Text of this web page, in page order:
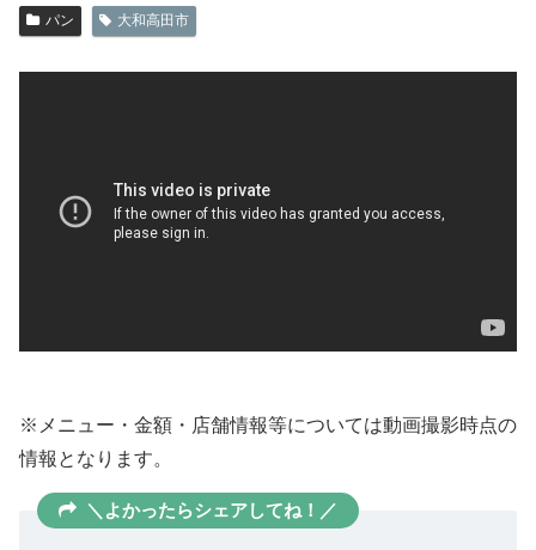
パン 大和高田市
※メニュー・金額・店舗情報等については動画撮影時点の
情報となります。
＼よかったらシェアしてね！／